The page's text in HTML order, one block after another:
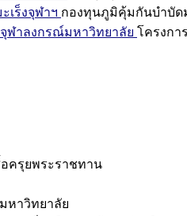
เร็งจุฬาฯ กองทุนภูมิคุ้มกันบำบัด
ฬาลงกรณ์มหาวิทยาลัย โครงกา
อครุยพระราชทาน
หาวิทยาลัย